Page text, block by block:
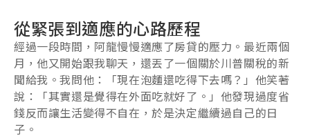
從緊張到適應的心路歷程
經過一段時間，阿龍慢慢適應了房貸的壓力。最近兩個
月，他又開始跟我聊天，還丟了一個關於川普關稅的新
聞給我。我問他：「現在泡麵還吃得下去嗎？」他笑著
說：「其實還是覺得在外面吃就好了。」他發現過度省
錢反而讓生活變得不自在，於是決定繼續過自己的日
子。